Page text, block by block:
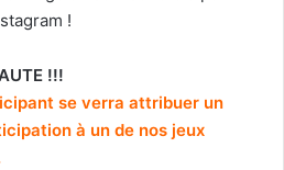
!
!!!
se verra attribuer un
à un de nos jeux